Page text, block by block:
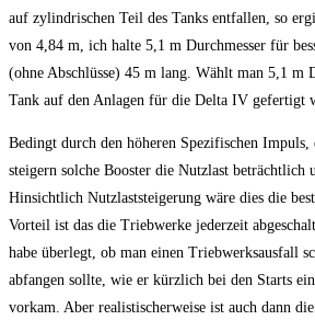
auf zylindrischen Teil des Tanks entfallen, so
von 4,84 m, ich halte 5,1 m Durchmesser für
(ohne Abschlüsse) 45 m lang. Wählt man 5,1 m
Tank auf den Anlagen für die Delta IV gefertigt
Bedingt durch den höheren Spezifischen Impuls,
steigern solche Booster die Nutzlast beträchtlich
Hinsichtlich Nutzlaststeigerung wäre dies die
Vorteil ist das die Triebwerke jederzeit
habe überlegt, ob man einen Triebwerksausfall
abfangen sollte, wie er kürzlich bei den Starts
vorkam. Aber realistischerweise ist auch dann